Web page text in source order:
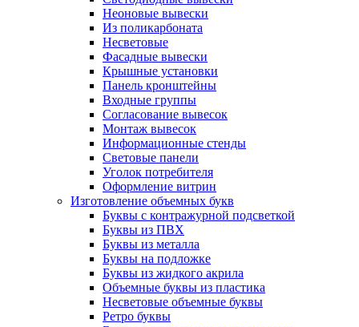
Неоновые вывески
Из поликарбоната
Несветовые
Фасадные вывески
Крышные установки
Панель кронштейны
Входные группы
Согласование вывесок
Монтаж вывесок
Информационные стенды
Световые панели
Уголок потребителя
Оформление витрин
Изготовление объемных букв
Буквы с контражурной подсветкой
Буквы из ПВХ
Буквы из металла
Буквы на подложке
Буквы из жидкого акрила
Объемные буквы из пластика
Несветовые объемные буквы
Ретро буквы